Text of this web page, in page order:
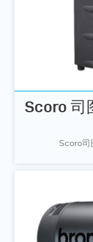
Scoro 司
Scoro司